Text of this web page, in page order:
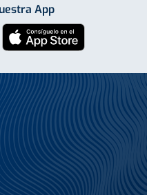
App